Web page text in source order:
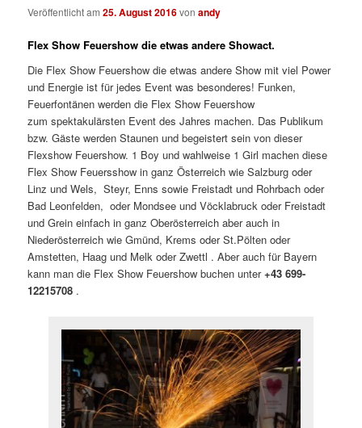
Veröffentlicht am25. August 2016vonandy
Flex Show Feuershow die etwas andere Showact.
Die Flex Show Feuershow die etwas andere Show mit viel Power
und Energie ist für jedes Event was besonderes! Funken,
Feuerfontänen werden die Flex Show Feuershow
zum spektakulärsten Event des Jahres machen. Das Publikum
bzw. Gäste werden Staunen und begeistert sein von dieser
Flexshow Feuershow. 1 Boy und wahlweise 1 Girl machen diese
Flex Show Feuersshow in ganz Österreich wie Salzburg oder
Linz und Wels, Steyr, Enns sowie Freistadt und Rohrbach oder
Bad Leonfelden, oder Mondsee und Vöcklabruck oder Freistadt
und Grein einfach in ganz Oberösterreich aber auch in
Niederösterreich wie Gmünd, Krems oder St.Pölten oder
Amstetten, Haag und Melk oder Zwettl . Aber auch für Bayern
kann man die Flex Show Feuershow buchen unter+43 699-
12215708 .